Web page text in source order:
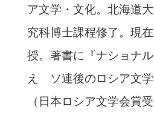
ア文学・文化。北海道
究科博士課程修了。現
授。著書に『ナショナ
え ソ連後のロシア文学
（日本ロシア文学会賞